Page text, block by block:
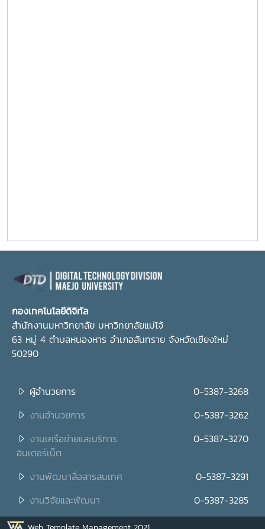
กองเทคโนโลยีดิจิทัล
สำนักงานมหาวิทยาลัย มหาวิทยาลัยแม่โจ้
63 หมู่ 4 ตำบลหนองหาร อำเภอสันทราย จังหวัดเชียงใหม่
50290
ผู้อำนวยการ
0-5387-3268
งานอำนวยการ
0-5387-3262
งานเครือข่ายและบริการ
อินเตอร์เน็ต
0-5387-3270
งานพัฒนาสื่อสารสนเทศ
0-5387-3291
งานวิจัยและพัฒนา
0-5387-3285